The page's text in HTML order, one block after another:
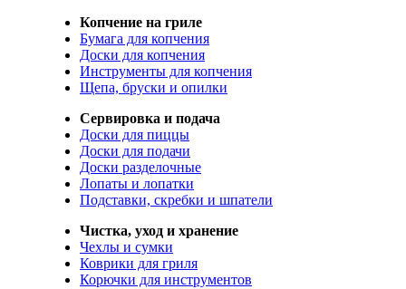
Копчение на гриле
Бумага для копчения
Доски для копчения
Инструменты для копчения
Щепа, бруски и опилки
Сервировка и подача
Доски для пиццы
Доски для подачи
Доски разделочные
Лопаты и лопатки
Подставки, скребки и шпатели
Чистка, уход и хранение
Чехлы и сумки
Коврики для гриля
Корючки для инструментов